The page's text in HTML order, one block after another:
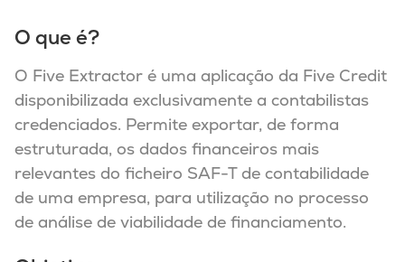
O que é?
O Five Extractor é uma aplicação da Five Credit
disponibilizada exclusivamente a contabilistas
credenciados. Permite exportar, de forma
estruturada, os dados financeiros mais
relevantes do ficheiro SAF-T de contabilidade
de uma empresa, para utilização no processo
de análise de viabilidade de financiamento.